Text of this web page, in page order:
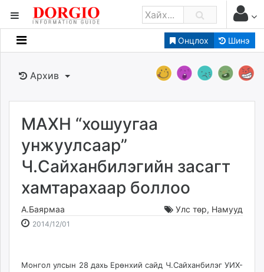
Онцлох Шинэ
Мэдээллийн
Банк санхүү
Бизнес ААН
Төрийн
dorgio.mn
Gogo.mn
news.mn
zindaa.mn
Архив
МАХН “хошуугаа
унжуулсаар”
Ч.Сайханбилэгийн засагт
хамтарахаар боллоо
А.Баярмаа Улс төр, Намууд
2014/12/01
18:08:38
18:57:24
Монгол улсын 28 дахь Ерөнхий сайд Ч.Сайханбилэг УИХ-